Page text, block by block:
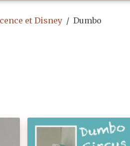
et Disney Dumbo